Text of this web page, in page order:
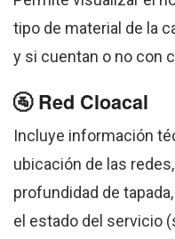
tipo de material de la
y si cuentan o no con
🚰 Red Cloacal
Incluye información
ubicación de las
profundidad de
el estado del servicio